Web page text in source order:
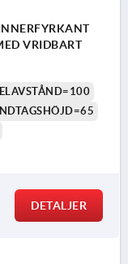
VRIDBART
DETALJER